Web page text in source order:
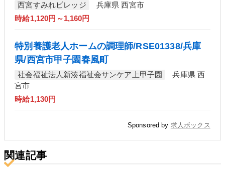
西宮すみれビレッジ
兵庫県 西宮市
時給1,120円～1,160円
特別養護老人ホームの調理師/RSE01338/兵庫
県/西宮市甲子園春風町
社会福祉法人新湊福祉会サンケア上甲子園
兵庫県 西
宮市
時給1,130円
Sponsored by 求人ボックス
関連記事